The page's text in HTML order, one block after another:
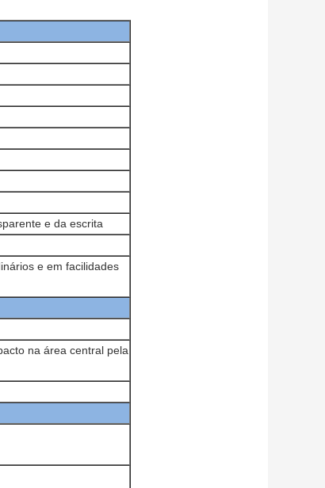
e da escrita
e em facilidades
na área central pela